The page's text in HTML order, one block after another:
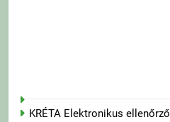
KRÉTA Elektronikus ellenőrző